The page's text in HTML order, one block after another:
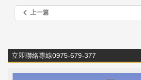
上一篇
立即聯絡專線0975-679-377